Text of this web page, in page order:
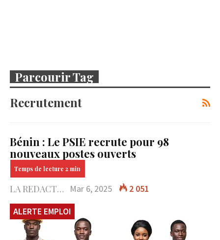
Parcourir Tag
Recrutement
Bénin : Le PSIE recrute pour 98
nouveaux postes ouverts
LA REDACTION Mar 6, 2025
2 051
ALERTE EMPLOI